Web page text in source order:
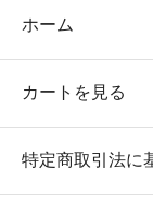
ホーム
カートを見る
特定商取引法に